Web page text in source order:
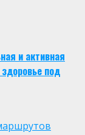
и активная
под